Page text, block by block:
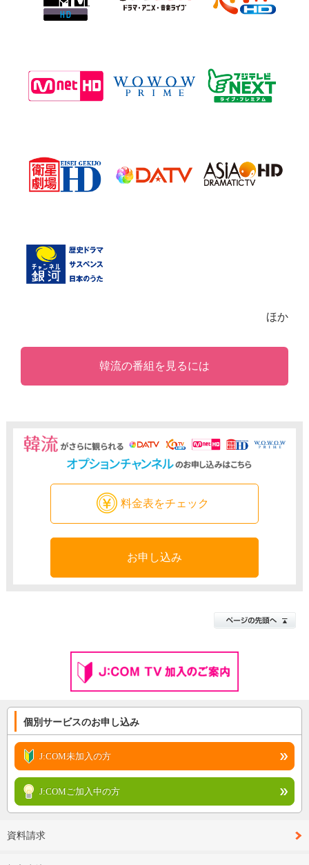
ほか
韓流の番組を見るには
料金表をチェック
お申し込み
個別サービスのお申し込み
J:COM未加入の方
J:COMご加入中の方
資料請求